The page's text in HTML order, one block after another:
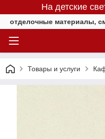
На детские
отделочные материалы,
Товары и услуги